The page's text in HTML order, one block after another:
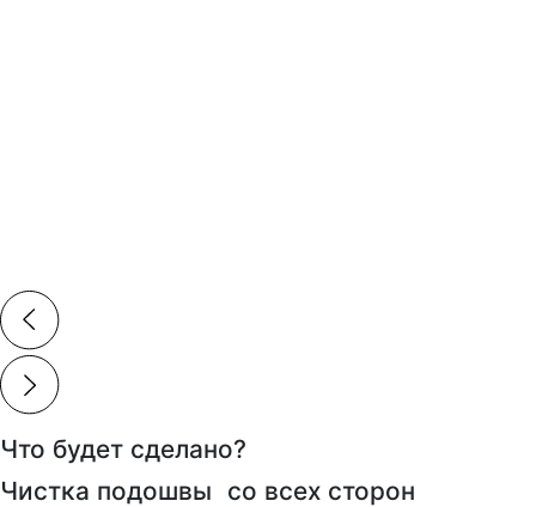
Что будет сделано?
Чистка подошвы со всех сторон